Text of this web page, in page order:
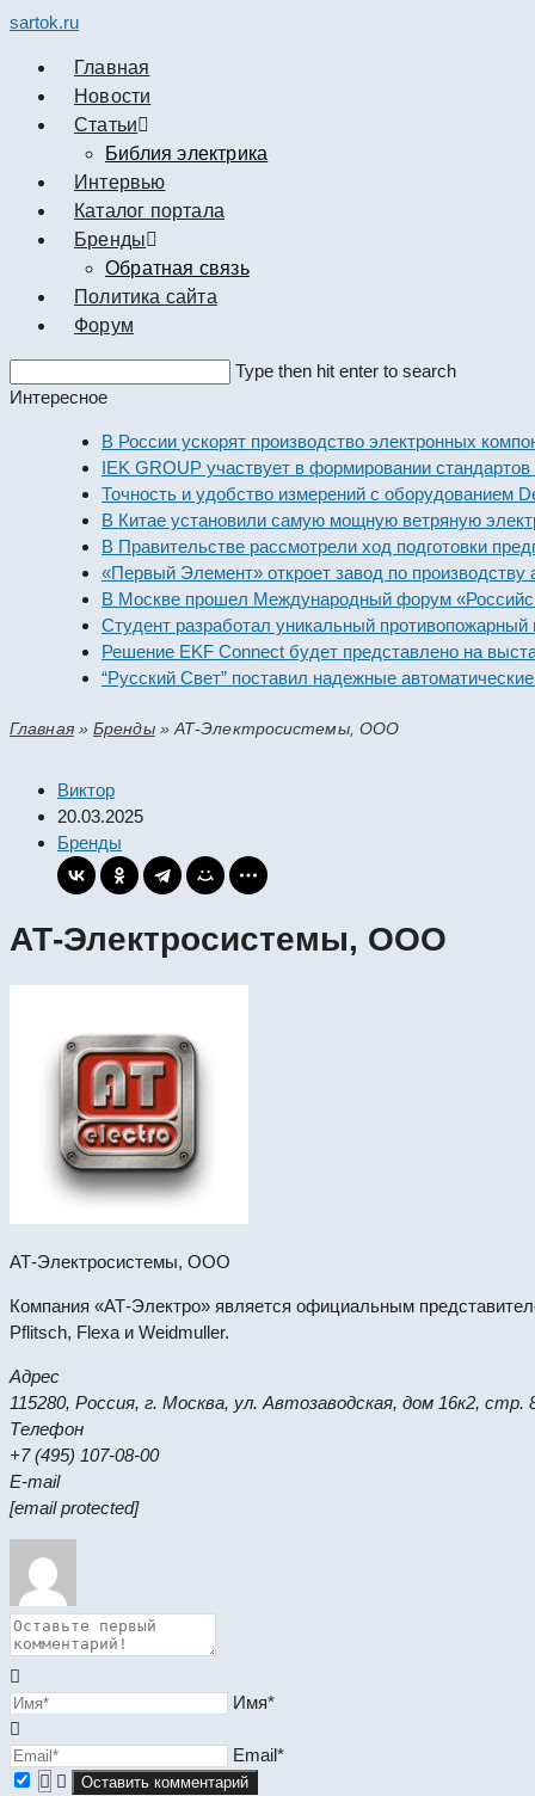
sartok.ru
Главная
Новости
Cтатьи
Библия электрика
Интервью
Каталог портала
Бренды
Обратная связь
Политика сайта
Форум
this
Type then hit enter to search
Интересное
В России ускорят производство электронных
IEK GROUP участвует в формировании стандартов
Точность и удобство измерений с оборудованием Dekraft
В Китае установили самую мощную ветряную
В Правительстве рассмотрели ход подготовки
«Первый Элемент» откроет завод по производству
В Москве прошел Международный форум «Российская
Студент разработал уникальный противопожарный
Решение EKF Connect будет представлено на
“Русский Свет” поставил надежные автоматические
Главная»Бренды» АТ-Электросистемы, ООО
Виктор
20.03.2025
Бренды
АТ-Электросистемы, ООО
АТ-Электросистемы, ООО
Компания «АТ-Электро» является официальным
Pflitsch, Flexa и Weidmuller.
Адрес
115280, Россия, г. Москва, ул. Автозаводская, дом 16к2, стр.
Телефон
+7 (495) 107-08-00
E-mail
[email protected]
Имя*
Email*